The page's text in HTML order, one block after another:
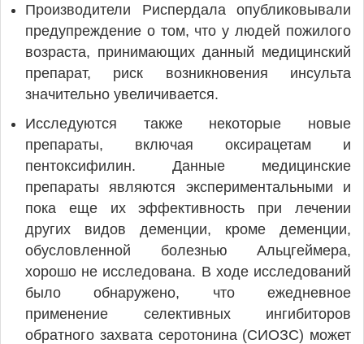
Производители Риспердала опубликовывали
предупреждение о том, что у людей пожилого
возраста, принимающих данный медицинский
препарат, риск возникновения инсульта
значительно увеличивается.
Исследуются также некоторые новые
препараты, включая оксирацетам и
пентоксифилин. Данные медицинские
препараты являются экспериментальными и
пока еще их эффективность при лечении
других видов деменции, кроме деменции,
обусловленной болезнью Альцгеймера,
хорошо не исследована. В ходе исследований
было обнаружено, что ежедневное
применение селективных ингибиторов
обратного захвата серотонина (СИОЗС) может